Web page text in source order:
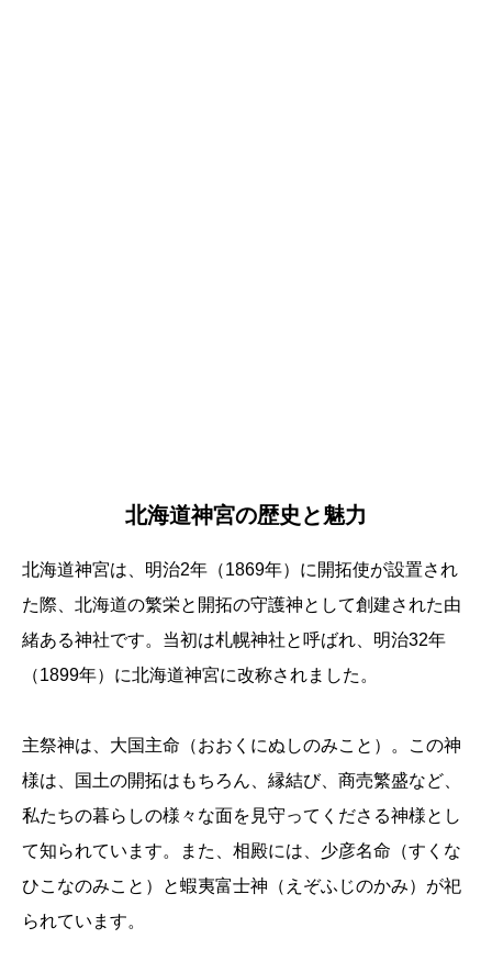
北海道神宮の歴史と魅力
北海道神宮は、明治2年（1869年）に開拓使が設置され
た際、北海道の繁栄と開拓の守護神として創建された由
緒ある神社です。当初は札幌神社と呼ばれ、明治32年
（1899年）に北海道神宮に改称されました。
主祭神は、大国主命（おおくにぬしのみこと）。この神
様は、国土の開拓はもちろん、縁結び、商売繁盛など、
私たちの暮らしの様々な面を見守ってくださる神様とし
て知られています。また、相殿には、少彦名命（すくな
ひこなのみこと）と蝦夷富士神（えぞふじのかみ）が祀
られています。